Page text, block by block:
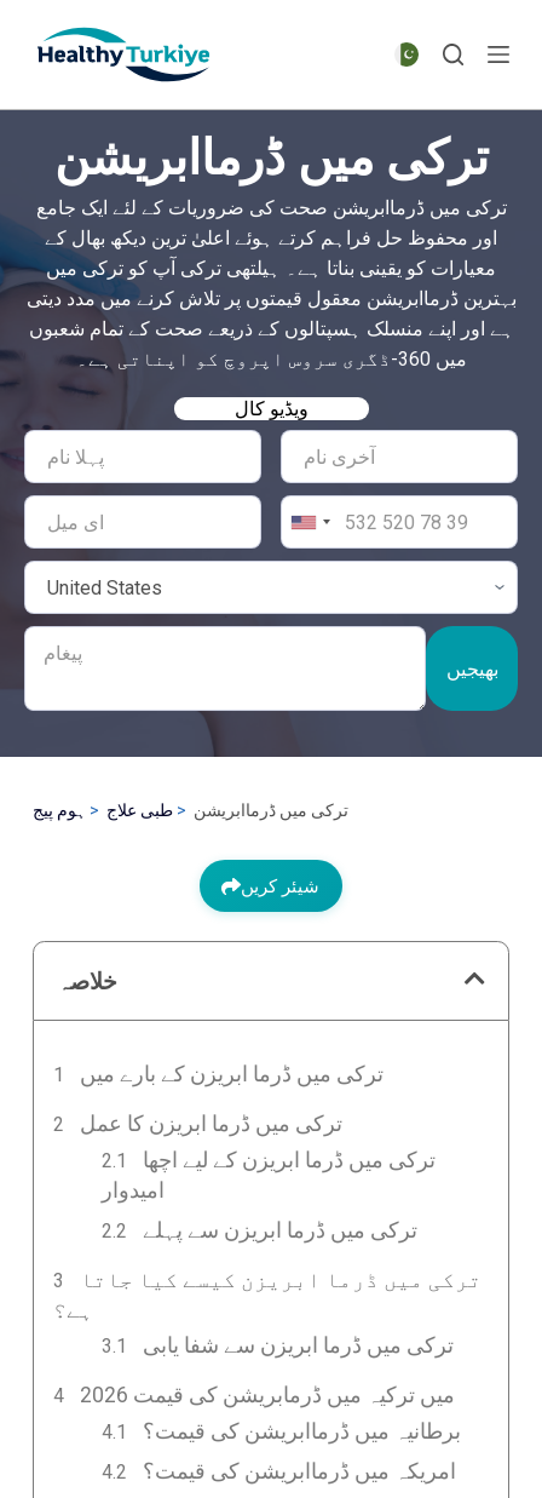
p
o
n
t
e
ترکی میں ڈرماابریشن
ترکی میں ڈرماابریشن صحت کی ضروریات کے لئے ایک جامع
اور محفوظ حل فراہم کرتے ہوئے اعلیٰ ترین دیکھ بھال کے
معیارات کو یقینی بناتا ہے۔ ہیلتھی ترکی آپ کو ترکی میں
بہترین ڈرماابریشن معقول قیمتوں پر تلاش کرنے میں مدد دیتی
ہے اور اپنے منسلک ہسپتالوں کے ذریعے صحت کے تمام شعبوں
میں 360-ڈگری سروس اپروچ کو اپناتی ہے۔
ویڈیو کال
بھیجیں
ہوم پیج طبی علاج ترکی میں ڈرماابریشن
شیئر کریں
خلاصہ
ترکی میں ڈرما ابریزن کے بارے میں
ترکی میں ڈرما ابریزن کا عمل
ترکی میں ڈرما ابریزن کے لیے اچھا
امیدوار
ترکی میں ڈرما ابریزن سے پہلے
ترکی میں ڈرما ابریزن کیسے کیا جاتا
ہے؟
ترکی میں ڈرما ابریزن سے شفا یابی
2026 میں ترکیہ میں ڈرمابریشن کی قیمت
برطانیہ میں ڈرماابریشن کی قیمت؟
امریکہ میں ڈرماابریشن کی قیمت؟